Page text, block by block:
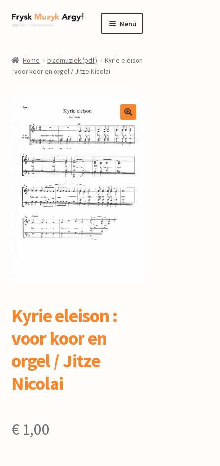
Ga
door
navigatie
Ga
naar
inhoud
Menu
informatie
uitvouwen
Componisten
nieuws
events
contact
mijn account
Home bladmuziek (pdf)
Kyrie eleison
: voor koor en orgel / Jitze Nicolai
Kyrie eleison :
voor koor en
orgel / Jitze
Nicolai
€1,00